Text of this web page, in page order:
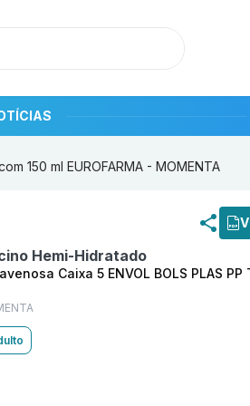
150 ml EUROFARMA - MOMENTA
Hemi-Hidratado
Caixa 5 ENVOL BOLS PLAS PP